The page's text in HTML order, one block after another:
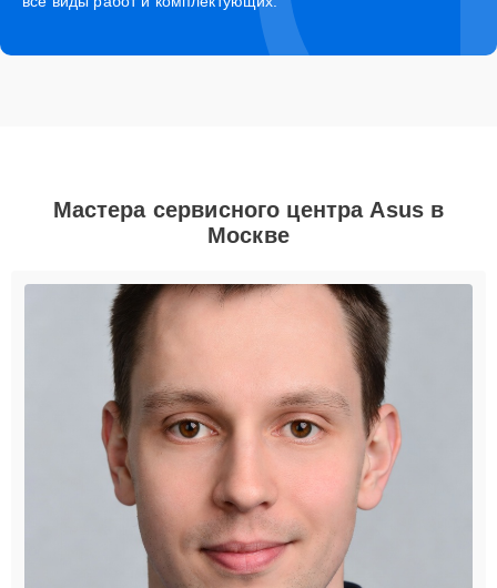
Мастера сервисного центра Asus в
Москве